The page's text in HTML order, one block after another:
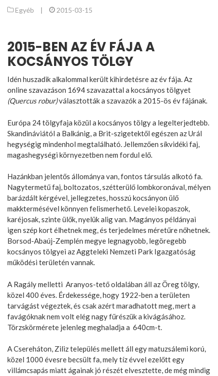
Egyéb 2015-03-15
2015-BEN AZ ÉV FÁJA A
KOCSÁNYOS TÖLGY
Idén huszadik alkalommal került kihirdetésre az év fája. Az
online szavazáson 1694 szavazattal a kocsányos tölgyet
(Quercus robur)választották a szavazók a 2015-ös év fájának.
Európa 24 tölgyfaja közül a kocsányos tölgy a legelterjedtebb.
Skandináviától a Balkánig, a Brit-szigetektől egészen az Urál
hegységig mindenhol megtalálható. Jellemzően síkvidéki faj,
magashegységi környezetben nem fordul elő.
Hazánkban jelentős állománya van, fontos társulás alkotó fa.
Nagytermetű faj, boltozatos, szétterülő lombkoronával, mélyen
barázdált kérgével, jellegzetes, hosszú kocsányon ülő
makktermésével könnyen felismerhető. Levelei kopaszok,
karéjosak, szinte ülők, nyelük alig van. Magányos példányai
igen szép kort élhetnek meg, és terjedelmes méretűre nőhetnek.
Borsod-Abaúj-Zemplén megye legnagyobb, legöregebb
kocsányos tölgyei az Aggteleki Nemzeti Park Igazgatóság
működési területén vannak.
A Ragály melletti Aranyos-tető oldalában áll az Öreg tölgy,
közel 400 éves. Érdekessége, hogy 1922-ben a területen
tarvágást végeztek, és csak azért maradhatott meg, mert a
favágóknak nem volt elég nagy fűrészük a kivágásához.
Törzskörmérete jelenleg meghaladja a 640cm-t.
A Csereháton, Ziliz település mellett áll egy matuzsálemi korú,
közel 1000 évesre becsült fa, mely tíz évvel ezelőtt egy
villámcsapás miatt ágainak jó részét elvesztette, de még mindig